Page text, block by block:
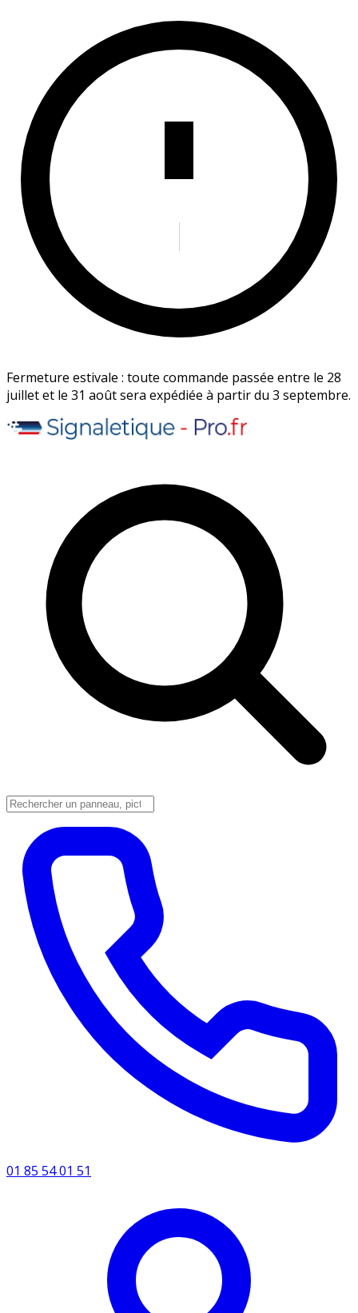
Fermeture estivale : toute commande passée entre le 28
juillet et le 31 août sera expédiée à partir du 3 septembre.
01 85 54 01 51